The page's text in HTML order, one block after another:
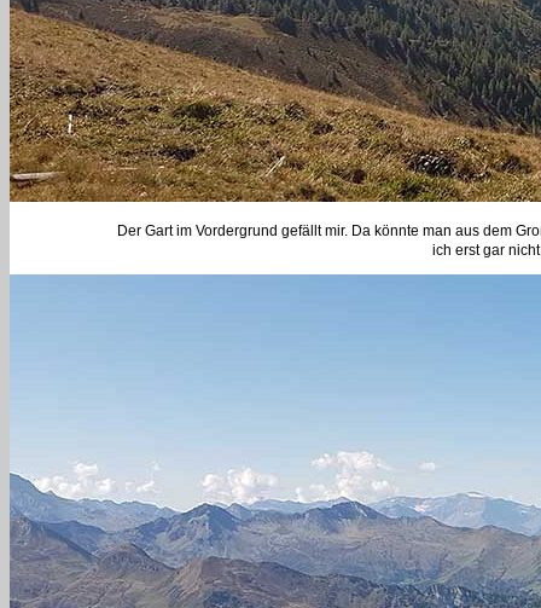
Der Gart im Vordergrund gefällt mir. Da könnte man aus dem
ich erst gar